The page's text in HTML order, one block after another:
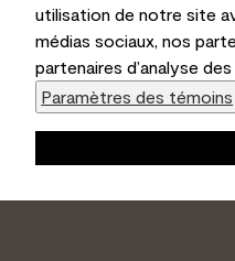
utilisation de notre site
médias sociaux, nos
partenaires d’analyse
Paramètres des témoins